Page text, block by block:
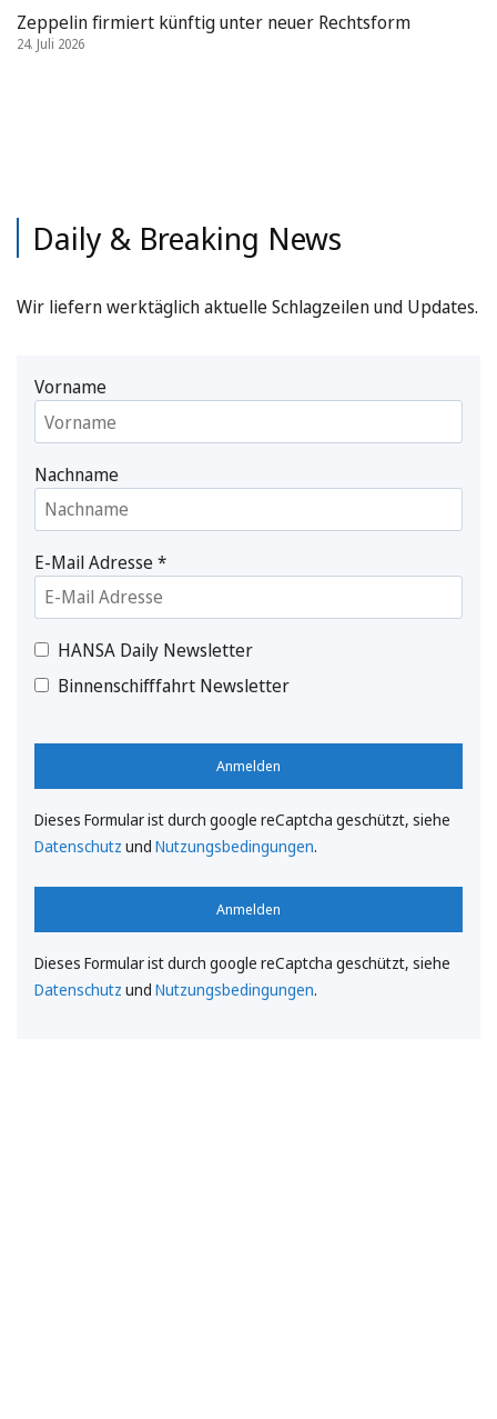
Zeppelin firmiert künftig unter neuer Rechtsform
24. Juli 2026
Daily & Breaking News
Wir liefern werktäglich aktuelle Schlagzeilen und Updates.
Vorname
Nachname
E-Mail Adresse*
HANSA Daily Newsletter
Binnenschifffahrt Newsletter
Anmelden
Dieses Formular ist durch google reCaptcha geschützt, siehe
Datenschutz und Nutzungsbedingungen.
Anmelden
Dieses Formular ist durch google reCaptcha geschützt, siehe
Datenschutz und Nutzungsbedingungen.